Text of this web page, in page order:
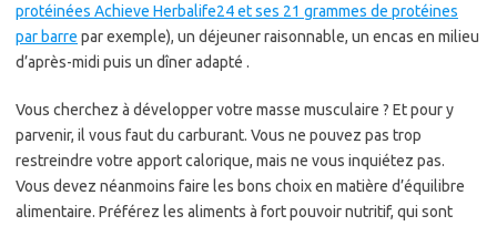
protéinées Achieve Herbalife24 et ses 21 grammes de protéines
par barre par exemple), un déjeuner raisonnable, un encas en milieu
d’après-midi puis un dîner adapté .
Vous cherchez à développer votre masse musculaire ? Et pour y
parvenir, il vous faut du carburant. Vous ne pouvez pas trop
restreindre votre apport calorique, mais ne vous inquiétez pas.
Vous devez néanmoins faire les bons choix en matière d’équilibre
alimentaire. Préférez les aliments à fort pouvoir nutritif, qui sont